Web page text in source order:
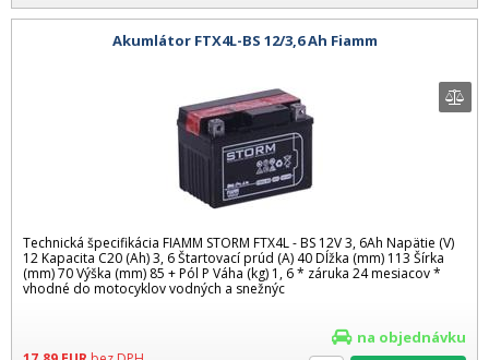
Akumlátor FTX4L-BS 12/3,6 Ah Fiamm
Technická špecifikácia FIAMM STORM FTX4L - BS 12V 3, 6Ah Napätie (V)
12 Kapacita C20 (Ah) 3, 6 Štartovací prúd (A) 40 Dĺžka (mm) 113 Šírka
(mm) 70 Výška (mm) 85 + Pól P Váha (kg) 1, 6 * záruka 24 mesiacov *
vhodné do motocyklov vodných a snežnýc
na objednávku